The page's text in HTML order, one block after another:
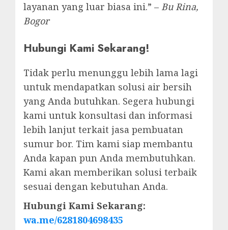
layanan yang luar biasa ini.” – Bu Rina,
Bogor
Hubungi Kami Sekarang!
Tidak perlu menunggu lebih lama lagi
untuk mendapatkan solusi air bersih
yang Anda butuhkan. Segera hubungi
kami untuk konsultasi dan informasi
lebih lanjut terkait jasa pembuatan
sumur bor. Tim kami siap membantu
Anda kapan pun Anda membutuhkan.
Kami akan memberikan solusi terbaik
sesuai dengan kebutuhan Anda.
Hubungi Kami Sekarang:
wa.me/6281804698435